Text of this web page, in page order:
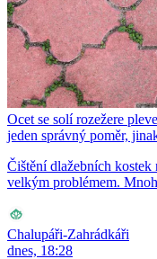
Ocet se solí rozežere
jeden správný poměr,
Čištění dlažebních
velkým problémem.
Chalupáři-Zahrádkáři
dnes, 18:28